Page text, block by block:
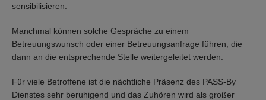
sensibilisieren.
Manchmal können solche Gespräche zu einem
Betreuungswunsch oder einer Betreuungsanfrage führen, die
dann an die entsprechende Stelle weitergeleitet werden.
Für viele Betroffene ist die nächtliche Präsenz des PASS-By
Dienstes sehr beruhigend und das Zuhören wird als großer